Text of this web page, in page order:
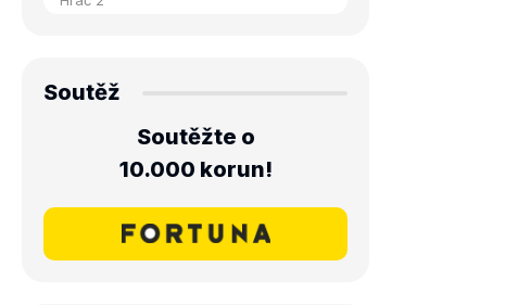
Soutěž
Soutěžte o
10.000 korun!